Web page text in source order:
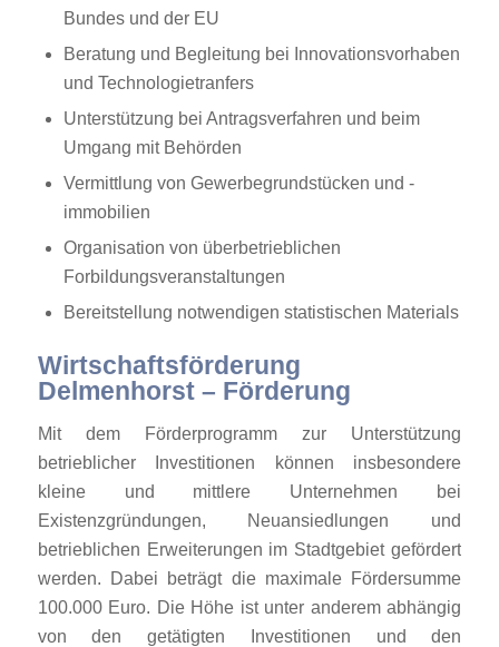
Bundes und der EU
Beratung und Begleitung bei Innovationsvorhaben
und Technologietranfers
Unterstützung bei Antragsverfahren und beim
Umgang mit Behörden
Vermittlung von Gewerbegrundstücken und -
immobilien
Organisation von überbetrieblichen
Forbildungsveranstaltungen
Bereitstellung notwendigen statistischen Materials
Wirtschaftsförderung
Delmenhorst – Förderung
Mit dem Förderprogramm zur Unterstützung
betrieblicher Investitionen können insbesondere
kleine und mittlere Unternehmen bei
Existenzgründungen, Neuansiedlungen und
betrieblichen Erweiterungen im Stadtgebiet gefördert
werden. Dabei beträgt die maximale Fördersumme
100.000 Euro. Die Höhe ist unter anderem abhängig
von den getätigten Investitionen und den